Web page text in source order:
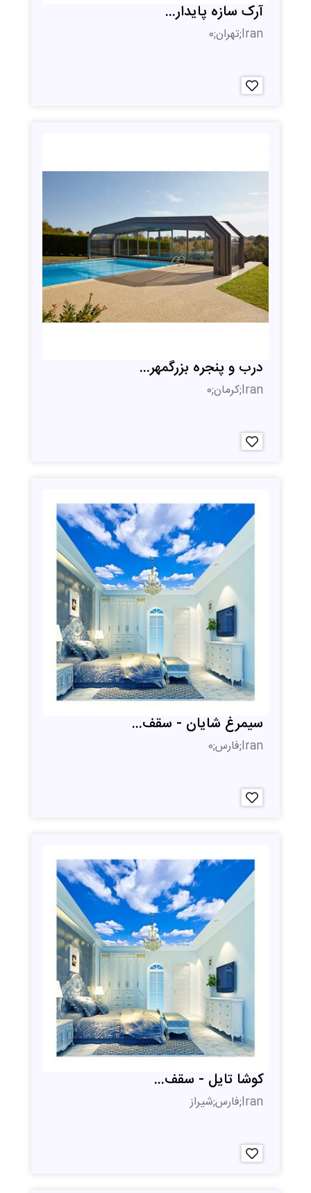
آرک سازه پایدار...
Iran;تهران;0
درب و پنجره بزرگمهر...
Iran;کرمان;0
سیمرغ شایان - سقف...
Iran;فارس;0
کوشا تایل - سقف...
Iran;فارس;شیراز